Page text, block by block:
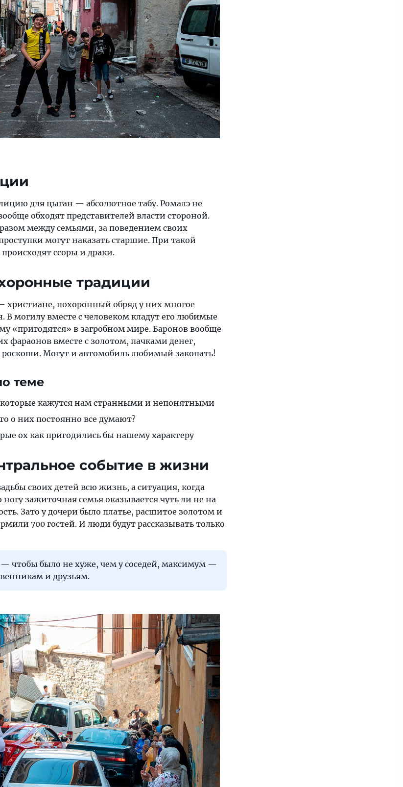
для цыган — абсолютное табу. Ромалэ не
обходят представителей власти стороной.
между семьями, за поведением своих
могут наказать старшие. При такой
ссоры и драки.
традиции
христиане, похоронный обряд у них многое
В могилу вместе с человеком кладут его любимые
«пригодятся» в загробном мире. Баронов вообще
фараонов вместе с золотом, пачками денег,
Могут и автомобиль любимый закопать!
теме
кажутся нам странными и непонятными
о них постоянно все думают?
ох как пригодились бы нашему характеру
событие в жизни
своих детей всю жизнь, а ситуация, когда
зажиточная семья оказывается чуть ли не на
Зато у дочери было платье, расшитое золотом и
700 гостей. И люди будут рассказывать только
было не хуже, чем у соседей, максимум —
и друзьям.